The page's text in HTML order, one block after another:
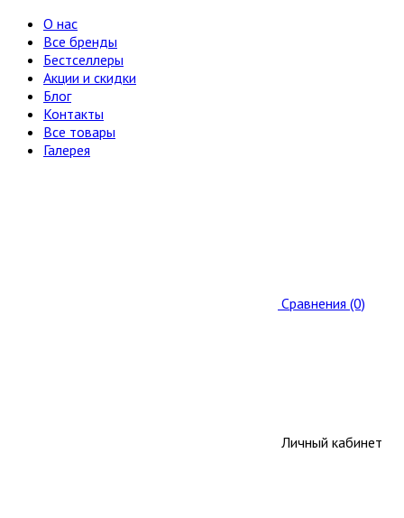
О нас
Все бренды
Бестселлеры
Акции и скидки
Блог
Контакты
Все товары
Галерея
Сравнения (0)
Личный кабинет